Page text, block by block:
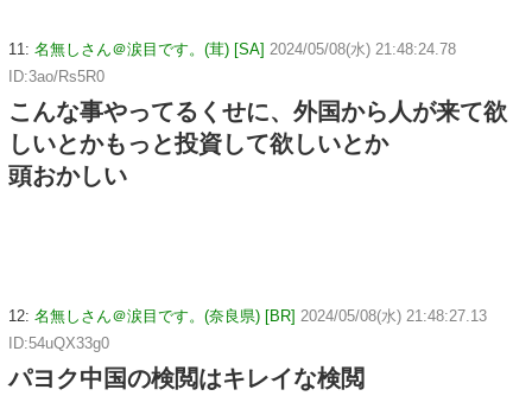
11: 名無しさん＠涙目です。(茸) [SA] 2024/05/08(水) 21:48:24.78
ID:3ao/Rs5R0
こんな事やってるくせに、外国から人が来て欲
しいとかもっと投資して欲しいとか
頭おかしい
12: 名無しさん＠涙目です。(奈良県) [BR] 2024/05/08(水) 21:48:27.13
ID:54uQX33g0
パヨク中国の検閲はキレイな検閲